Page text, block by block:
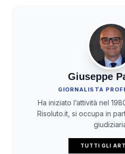
Giuseppe
GIORNALISTA
Ha iniziato l’attività nel
Risoluto.it, si occupa in
TUTTI GLI